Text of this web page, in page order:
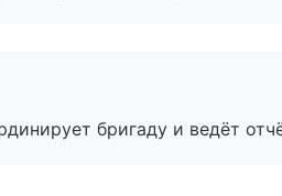
бригаду и ведёт